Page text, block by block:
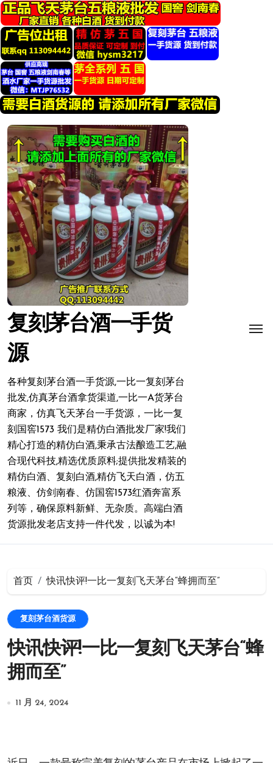
转
到
内
容
复刻茅台酒一手货
源
各种复刻茅台酒一手货源,一比一复刻茅台
批发,仿真茅台酒拿货渠道,一比一A货茅台
商家，仿真飞天茅台一手货源，一比一复
刻国窖1573 我们是精仿白酒批发厂家!我们
精心打造的精仿白酒,秉承古法酿造工艺,融
合现代科技,精选优质原料;提供批发精装的
精仿白酒、复刻白酒,精仿飞天白酒，仿五
粮液、仿剑南春、仿国窖1573红酒奔富系
列等，确保原料新鲜、无杂质。高端白酒
货源批发老店支持一件代发，以诚为本!
首页 快讯快评!一比一复刻飞天茅台“蜂拥而至”
复刻茅台酒货源
快讯快评!一比一复刻飞天茅台“蜂
拥而至”
11 月 24, 2024